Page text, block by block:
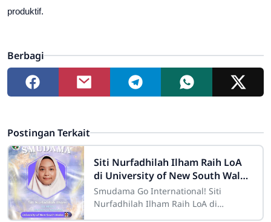
produktif.
Berbagi
Postingan Terkait
Siti Nurfadhilah Ilham Raih LoA
di University of New South Wales,
Australia
Smudama Go International! Siti
Nurfadhilah Ilham Raih LoA di